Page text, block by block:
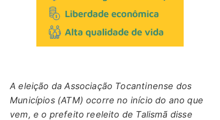
A eleição da Associação Tocantinense dos
Municípios (ATM) ocorre no início do ano que
vem, e o prefeito reeleito de Talismã disse